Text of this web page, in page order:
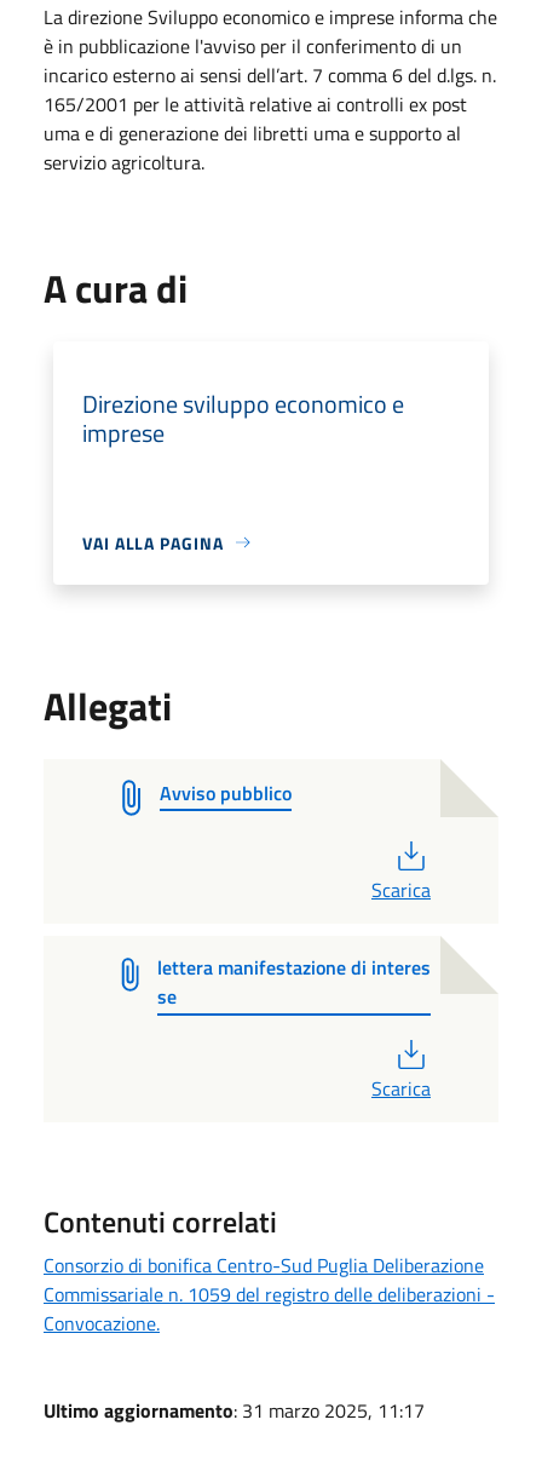
La direzione Sviluppo economico e imprese informa che
è in pubblicazione l'avviso per il conferimento di un
incarico esterno ai sensi dell’art. 7 comma 6 del d.lgs. n.
165/2001 per le attività relative ai controlli ex post
uma e di generazione dei libretti uma e supporto al
servizio agricoltura.
A cura di
Direzione sviluppo economico e
imprese
VAI ALLA PAGINA
Allegati
Avviso pubblico
Scarica
lettera manifestazione di interes
se
Scarica
Contenuti correlati
Consorzio di bonifica Centro-Sud Puglia Deliberazione
Commissariale n. 1059 del registro delle deliberazioni -
Convocazione.
Ultimo aggiornamento: 31 marzo 2025, 11:17